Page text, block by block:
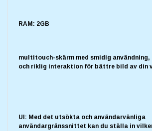
RAM: 2GB
multitouch-skärm med smidig användning,
och riklig interaktion för bättre bild av din
UI: Med det utsökta och användarvänliga
användargränssnittet kan du ställa in